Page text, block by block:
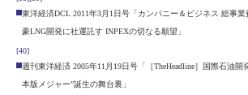
東洋経済DCL 2011年3月1日号「カンパニー＆ビジネス 総事
豪LNG開発に社運託す INPEXの切なる願望」
[40]
週刊東洋経済 2005年11月19日号「［TheHeadline］国際石油開
本版メジャー”誕生の舞台裏」